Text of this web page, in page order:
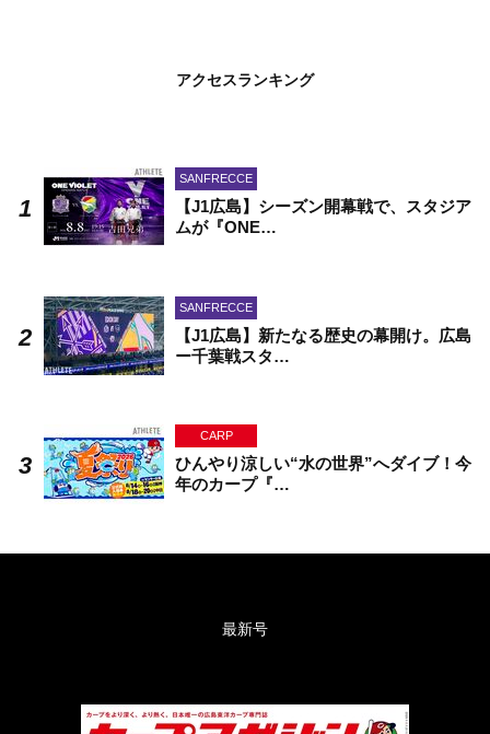
アクセスランキング
SANFRECCE
【J1広島】シーズン開幕戦で、スタジア
ムが『ONE…
SANFRECCE
【J1広島】新たなる歴史の幕開け。広島
ー千葉戦スタ…
CARP
ひんやり涼しい“水の世界”へダイブ！今
年のカープ『…
最新号